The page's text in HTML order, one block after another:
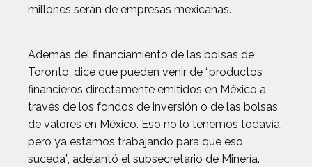
millones serán de empresas mexicanas.
Además del financiamiento de las bolsas de
Toronto, dice que pueden venir de “productos
financieros directamente emitidos en México a
través de los fondos de inversión o de las bolsas
de valores en México. Eso no lo tenemos todavía,
pero ya estamos trabajando para que eso
suceda”, adelantó el subsecretario de Minería.